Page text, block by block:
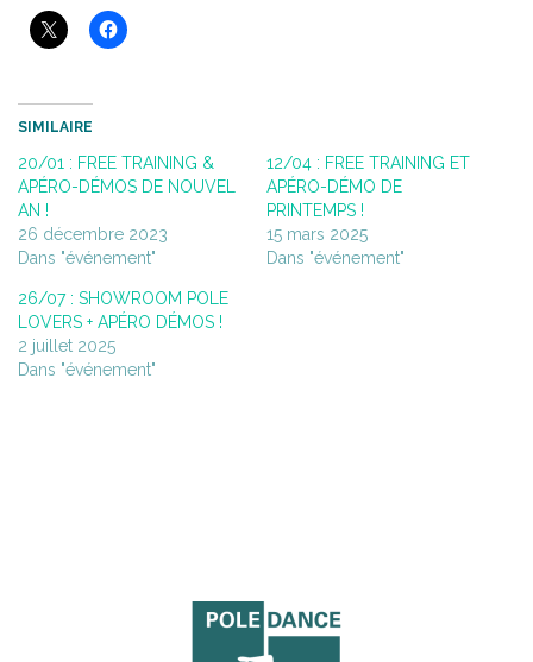
SIMILAIRE
20/01 : FREE TRAINING &
APÉRO-DÉMOS DE NOUVEL
AN !
26 décembre 2023
Dans "événement"
12/04 : FREE TRAINING ET
APÉRO-DÉMO DE
PRINTEMPS !
15 mars 2025
Dans "événement"
26/07 : SHOWROOM POLE
LOVERS + APÉRO DÉMOS !
2 juillet 2025
Dans "événement"